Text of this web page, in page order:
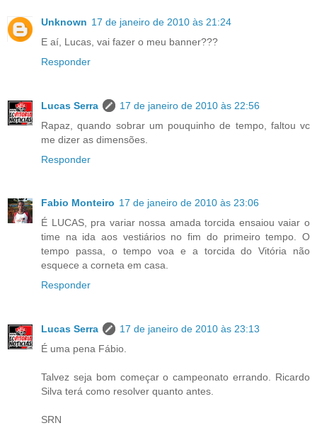
Unknown 17 de janeiro de 2010 às 21:24
E aí, Lucas, vai fazer o meu banner???
Responder
Lucas Serra
17 de janeiro de 2010 às 22:56
Rapaz, quando sobrar um pouquinho de tempo, faltou vc
me dizer as dimensões.
Responder
Fabio Monteiro 17 de janeiro de 2010 às 23:06
É LUCAS, pra variar nossa amada torcida ensaiou vaiar o
time na ida aos vestiários no fim do primeiro tempo. O
tempo passa, o tempo voa e a torcida do Vitória não
esquece a corneta em casa.
Responder
Lucas Serra
17 de janeiro de 2010 às 23:13
É uma pena Fábio.
Talvez seja bom começar o campeonato errando. Ricardo
Silva terá como resolver quanto antes.
SRN